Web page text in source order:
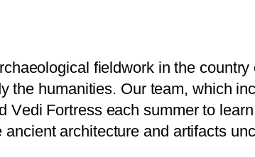
chaeological fieldwork in the country
y the humanities. Our team, which inc
d Vedi Fortress each summer to learn
ancient architecture and artifacts unc